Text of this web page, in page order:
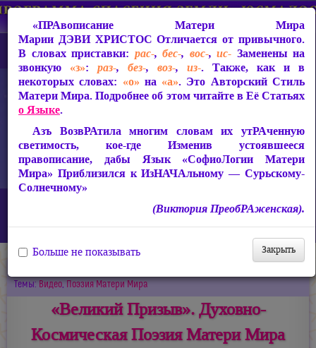
«Великий Призыв». Духовно-Космическая Поэзия Матери Мира
Марии ДЭВИ ХРИСТОС
Темы:Видео,Поэзия Матери Мира
«Великий Призыв». Духовно-
Космическая Поэзия Матери Мира
«ПРАвописание Матери Мира
Марии ДЭВИ ХРИСТОС Отличается от привычного.
В словах приставки: рас-, бес-, вос-, ис- Заменены на
звонкую «з»: раз-, без-, воз-, из-. Также, как и в
некоторых словах: «о» на «а». Это Авторский Стиль
Матери Мира. Подробнее об этом читайте в Её Статьях
о Языке.
Азъ ВозвРАтила многим словам их утРАченную
светимость, кое-где Изменив устоявшееся
правописание, дабы Язык «СофиоЛогии Матери
Мира» Приблизился к ИзНАЧАльному — Сурьскому-
Солнечному»
(Виктория ПреобРАженская).
Закрыть
Больше не показывать